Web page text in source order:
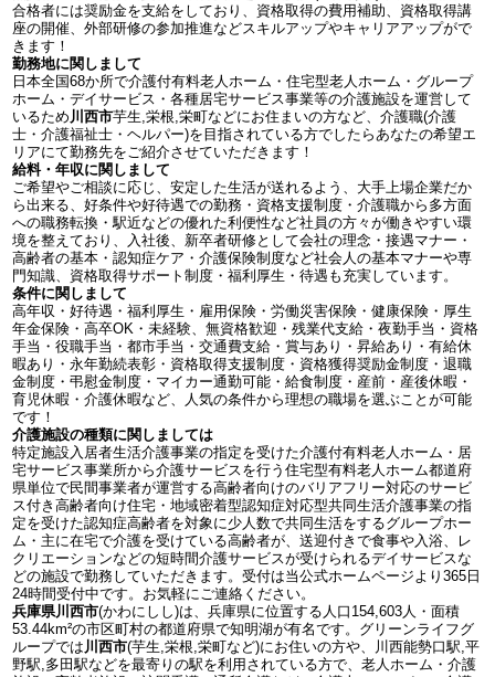
合格者には奨励金を支給をしており、資格取得の費用補助、資格取得講
座の開催、外部研修の参加推進などスキルアップやキャリアアップがで
きます！
勤務地に関しまして
日本全国68か所で介護付有料老人ホーム・住宅型老人ホーム・グループ
ホーム・デイサービス・各種居宅サービス事業等の介護施設を運営して
いるため川西市芋生,栄根,栄町などにお住まいの方など、介護職(介護
士・介護福祉士・ヘルパー)を目指されている方でしたらあなたの希望エ
リアにて勤務先をご紹介させていただきます！
給料・年収に関しまして
ご希望やご相談に応じ、安定した生活が送れるよう、大手上場企業だか
ら出来る、好条件や好待遇での勤務・資格支援制度・介護職から多方面
への職務転換・駅近などの優れた利便性など社員の方々が働きやすい環
境を整えており、入社後、新卒者研修として会社の理念・接遇マナー・
高齢者の基本・認知症ケア・介護保険制度など社会人の基本マナーや専
門知識、資格取得サポート制度・福利厚生・待遇も充実しています。
条件に関しまして
高年収・好待遇・福利厚生・雇用保険・労働災害保険・健康保険・厚生
年金保険・高卒OK・未経験、無資格歓迎・残業代支給・夜勤手当・資格
手当・役職手当・都市手当・交通費支給・賞与あり・昇給あり・有給休
暇あり・永年勤続表彰・資格取得支援制度・資格獲得奨励金制度・退職
金制度・弔慰金制度・マイカー通勤可能・給食制度・産前・産後休暇・
育児休暇・介護休暇など、人気の条件から理想の職場を選ぶことが可能
です！
介護施設の種類に関しましては
特定施設入居者生活介護事業の指定を受けた介護付有料老人ホーム・居
宅サービス事業所から介護サービスを行う住宅型有料老人ホーム都道府
県単位で民間事業者が運営する高齢者向けのバリアフリー対応のサービ
ス付き高齢者向け住宅・地域密着型認知症対応型共同生活介護事業の指
定を受けた認知症高齢者を対象に少人数で共同生活をするグループホー
ム・主に在宅で介護を受けている高齢者が、送迎付きで食事や入浴、レ
クリエーションなどの短時間介護サービスが受けられるデイサービスな
どの施設で勤務していただきます。受付は当公式ホームページより365日
24時間受付中です。お気軽にご連絡ください。
兵庫県川西市(かわにしし)は、兵庫県に位置する人口154,603人・面積
53.44km²の市区町村の都道府県で知明湖が有名です。グリーンライフグ
ループでは川西市(芋生,栄根,栄町など)にお住いの方や、川西能勢口駅,平
野駅,多田駅などを最寄りの駅を利用されている方で、老人ホーム・介護